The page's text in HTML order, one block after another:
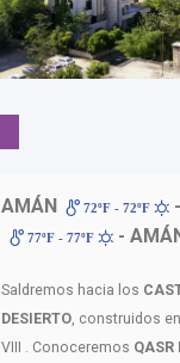
AMÁN 72ºF - 72ºF
77ºF - 77ºF -
Saldremos hacia los
DESIERTO, construidos
VIII . Conoceremos QASR